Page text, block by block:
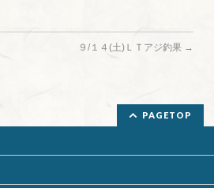
９/１４(土)ＬＴアジ釣果 →
PAGETOP